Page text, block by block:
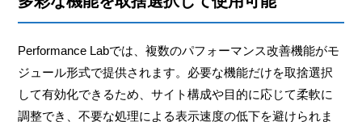
Performance Labでは、複数のパフォーマンス改善機能がモ
ジュール形式で提供されます。必要な機能だけを取捨選択
して有効化できるため、サイト構成や目的に応じて柔軟に
調整でき、不要な処理による表示速度の低下を避けられま